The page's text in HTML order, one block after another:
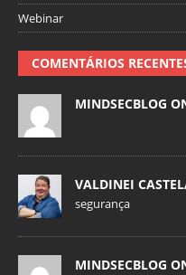
Webinar
COMENTÁRIOS
MINDSECBLOG
VALDINEI
segurança
MINDSECBLOG